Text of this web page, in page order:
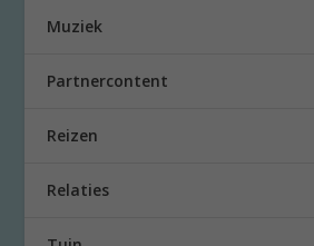
Muziek
Partnercontent
Reizen
Relaties